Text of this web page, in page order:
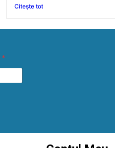
Citește tot
*